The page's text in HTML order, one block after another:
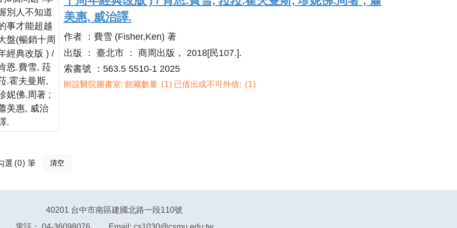
美惠, 威治譯.
作者 ：費雪 (Fisher,Ken) 著
出版 ： 臺北市 ： 商周出版， 2018[民107.].
索書號 ：563.5 5510-1 2025
附設醫院圖書室: 館藏數量 1 已借出或不可外借: 1
選 0 筆 清空
40201 台中市南區建國北路一段110號